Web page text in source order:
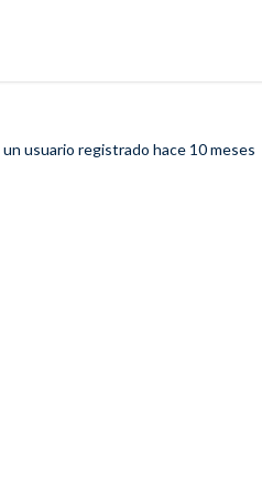
un usuario registrado hace 10 meses